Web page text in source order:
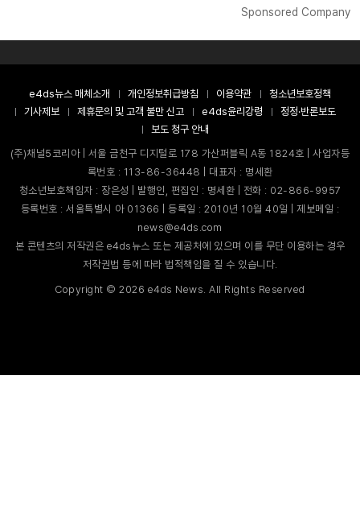
Sponsored Company
e4ds뉴스 매체소개 개인정보취급방침 이용약관
청소년보호정책
기사제보
제휴문의 및 고객 불만 신고 e4ds윤리강령
정정·반론보도
보도 청구 안내
(주)채널5코리아 | 서울 금천구 디지털로 178 가산퍼블릭 A동 1824호 | 사업자등
록번호 : 113-86-36448 | 대표자 : 명세환
청소년보호책임자 : 장은성 | 발행인, 편집인 : 명세환 | 전화 : 02-866-9957
등록번호 : 서울특별시 아 01366 | 등록일 : 2010년 10월 40일 | 제보메일 :
news@e4ds.com
본 콘텐츠의 저작권은 e4ds뉴스 또는 제공처에 있으며 이를 무단 이용하는 경우
저작권법 등에 따라 법적책임을 질 수 있습니다.
Copyright ©2026 e4ds News. All Rights Reserved